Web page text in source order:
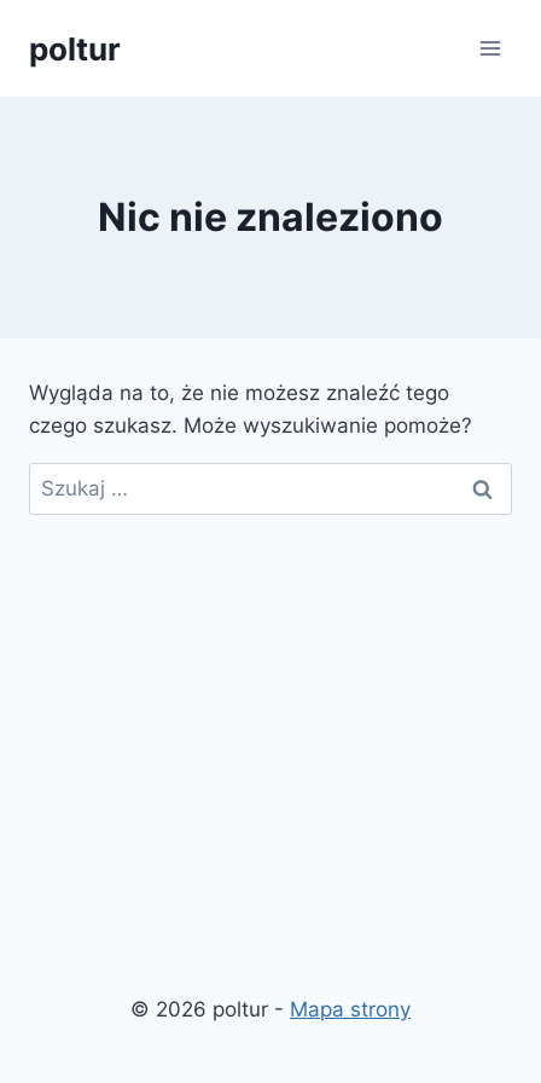
poltur
Nic nie znaleziono
Wygląda na to, że nie możesz znaleźć tego
czego szukasz. Może wyszukiwanie pomoże?
Szukaj:
© 2026 poltur - Mapa strony